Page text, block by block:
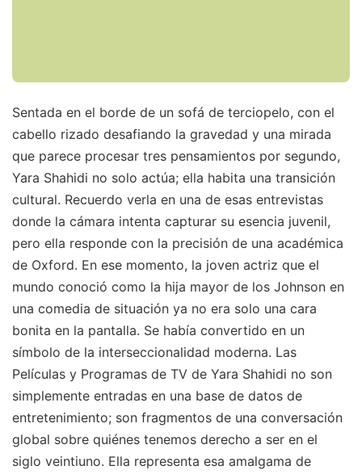
Sentada en el borde de un sofá de terciopelo, con el
cabello rizado desafiando la gravedad y una mirada
que parece procesar tres pensamientos por segundo,
Yara Shahidi no solo actúa; ella habita una transición
cultural. Recuerdo verla en una de esas entrevistas
donde la cámara intenta capturar su esencia juvenil,
pero ella responde con la precisión de una académica
de Oxford. En ese momento, la joven actriz que el
mundo conoció como la hija mayor de los Johnson en
una comedia de situación ya no era solo una cara
bonita en la pantalla. Se había convertido en un
símbolo de la interseccionalidad moderna. Las
Películas y Programas de TV de Yara Shahidi no son
simplemente entradas en una base de datos de
entretenimiento; son fragmentos de una conversación
global sobre quiénes tenemos derecho a ser en el
siglo veintiuno. Ella representa esa amalgama de